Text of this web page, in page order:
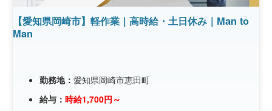
【愛知県岡崎市】軽作業｜高時給・土日休み｜Man to
Man
勤務地： 愛知県岡崎市恵田町
給与： 時給1,700円～